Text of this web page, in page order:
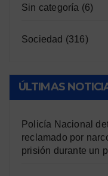
Sin categoría (6)
Sociedad (316)
ÚLTIMAS
Policía Nacional
reclamado por
prisión durante un